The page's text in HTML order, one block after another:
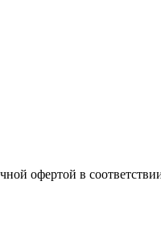
офертой в